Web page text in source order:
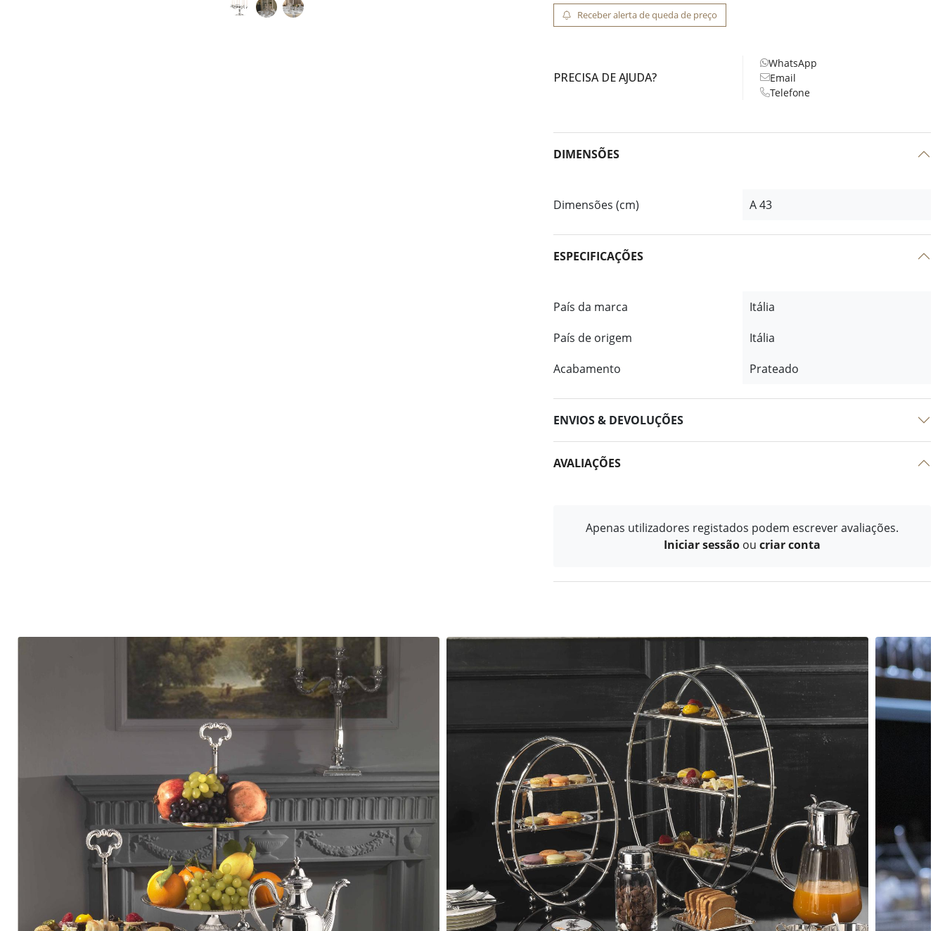
Receber alerta de queda de preço
PRECISA DE AJUDA?
WhatsApp
Email
Telefone
DIMENSÕES
Dimensões (cm) A 43
ESPECIFICAÇÕES
País da marca
Itália
País de origem
Itália
Acabamento
Prateado
ENVIOS & DEVOLUÇÕES
AVALIAÇÕES
Apenas utilizadores registados podem escrever avaliações.
Iniciar sessão ou criar conta